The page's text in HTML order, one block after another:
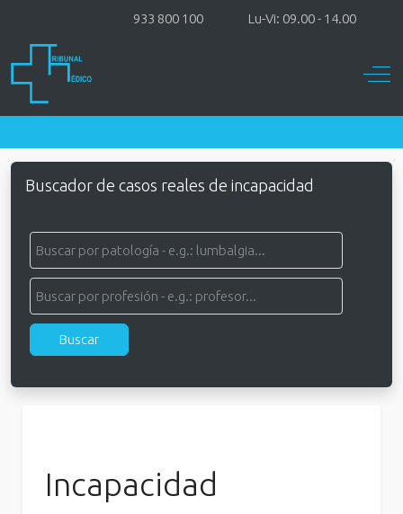
933 800 100 Lu-Vi: 09.00 - 14.00
Off-
Buscador de casos reales de incapacidad
Incapacidad